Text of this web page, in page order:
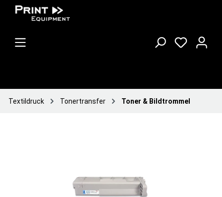
Textildruck Tonertransfer Toner & Bildtrommel